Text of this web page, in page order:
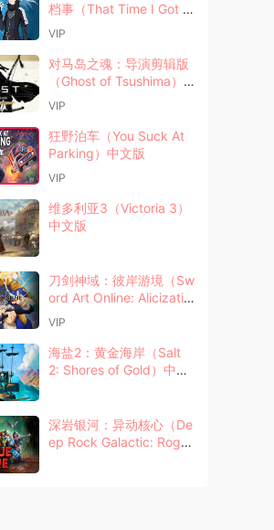
档事（That Time I Got R
eincarnated as a Slim
VIP
对马岛之魂：导演剪辑版
（Ghost of Tsushima）
中文版
VIP
狂野泊车（You Suck At
Parking）中文版
VIP
维多利亚3（Victoria 3）
中文版
刀剑神域：彼岸游境（Sw
ord Art Online: Alicizatio
n Lycoris）中文版
VIP
海盐2：黄金海岸（Salt
2: Shores of Gold）中文
深岩银河：异动核心（De
ep Rock Galactic: Rogu